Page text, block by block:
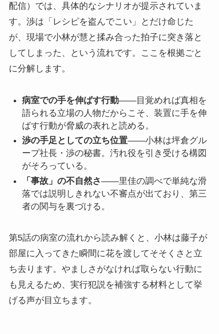
配信）では、具体的なシナリオが提示されていま
す。渉は「レシピを盗んでこい」とだけ命じた
が、現場で小林が慧と揉み合った拍子に突き落と
してしまった、という流れです。ここを根拠ごと
に分解します。
病室での手を伸ばす行動——目覚めれば真相を
語られる立場の人物だからこそ、装置に手を伸
ばす行動が脅威の表れと読める。
渉の手足としての立ち位置——小林は坪倉グル
ープ社長・渉の秘書。汚れ役を引き受ける構図
がそろっている。
「事故」の不自然さ——里佳の調べで単純な滑
落では説明しきれない不審点が出ており、第三
者の関与を裏づける。
第5話の病室の流れから読み解くと、小林は藤子が
部屋に入ってきた瞬間に花を渡してそそくさと立
ち去ります。やましさがなければ取らない行動に
も見えるため、実行犯説を補強する材料として挙
げる声が目立ちます。